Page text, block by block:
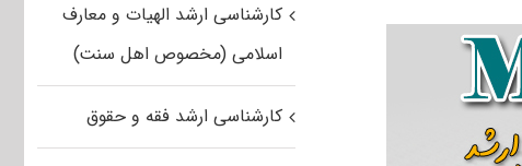
کارشناسی ارشد الهیات و معارف
اسلامی (مخصوص اهل سنت)
کارشناسی ارشد فقه و حقوق